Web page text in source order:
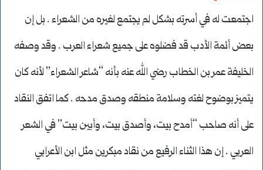
اجتمعت له في أسرته بشكل لم يجتمع لغيره من الشعراء . بل إن
بعض أئمة الأدب قد فضلوه على جميع شعراء العرب . وقد وصفه
الخليفة عمر بن الخطاب رضي الله عنه بأنه “شاعر الشعراء” لأنه كان
يتميز بوضوح لغته وسلامة منطقه وصدق مدحه . كما اتفق النقاد
على أنه صاحب “أمدح بيت، وأصدق بيت، وأبين بيت” في الشعر
العربي . إن هذا الثناء الرفيع من نقاد مبكرين مثل ابن الأعرابي